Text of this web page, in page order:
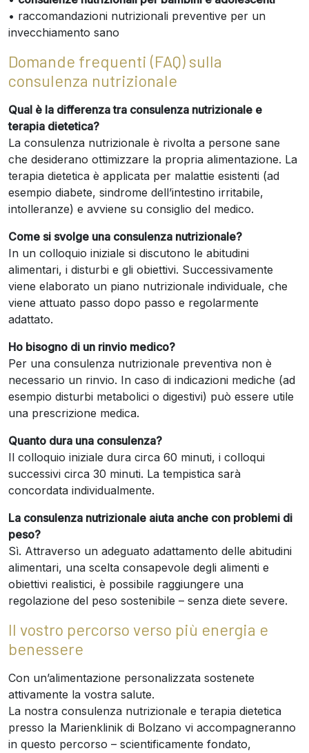
• raccomandazioni nutrizionali preventive per un
invecchiamento sano
Domande frequenti (FAQ) sulla
consulenza nutrizionale
Qual è la differenza tra consulenza nutrizionale e
terapia dietetica?
La consulenza nutrizionale è rivolta a persone sane
che desiderano ottimizzare la propria alimentazione. La
terapia dietetica è applicata per malattie esistenti (ad
esempio diabete, sindrome dell’intestino irritabile,
intolleranze) e avviene su consiglio del medico.
Come si svolge una consulenza nutrizionale?
In un colloquio iniziale si discutono le abitudini
alimentari, i disturbi e gli obiettivi. Successivamente
viene elaborato un piano nutrizionale individuale, che
viene attuato passo dopo passo e regolarmente
adattato.
Ho bisogno di un rinvio medico?
Per una consulenza nutrizionale preventiva non è
necessario un rinvio. In caso di indicazioni mediche (ad
esempio disturbi metabolici o digestivi) può essere utile
una prescrizione medica.
Quanto dura una consulenza?
Il colloquio iniziale dura circa 60 minuti, i colloqui
successivi circa 30 minuti. La tempistica sarà
concordata individualmente.
La consulenza nutrizionale aiuta anche con problemi di
peso?
Sì. Attraverso un adeguato adattamento delle abitudini
alimentari, una scelta consapevole degli alimenti e
obiettivi realistici, è possibile raggiungere una
regolazione del peso sostenibile – senza diete severe.
Il vostro percorso verso più energia e
benessere
Con un’alimentazione personalizzata sostenete
attivamente la vostra salute.
La nostra consulenza nutrizionale e terapia dietetica
presso la Marienklinik di Bolzano vi accompagneranno
in questo percorso – scientificamente fondato,